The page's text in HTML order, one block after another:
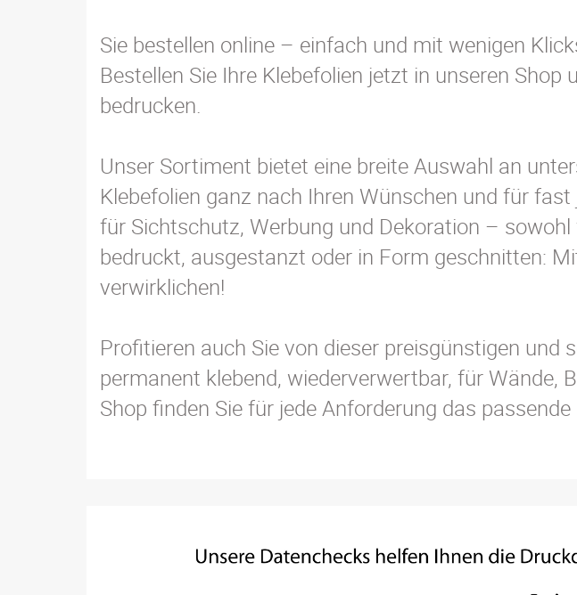
Sie bestellen online – einfach und mit wenigen
Bestellen Sie Ihre Klebefolien jetzt in unseren
bedrucken.
Unser Sortiment bietet eine breite Auswahl an
Klebefolien ganz nach Ihren Wünschen und für
für Sichtschutz, Werbung und Dekoration –
bedruckt, ausgestanzt oder in Form geschnitten:
verwirklichen!
Profitieren auch Sie von dieser preisgünstigen und
permanent klebend, wiederverwertbar, für Wände,
Shop finden Sie für jede Anforderung das